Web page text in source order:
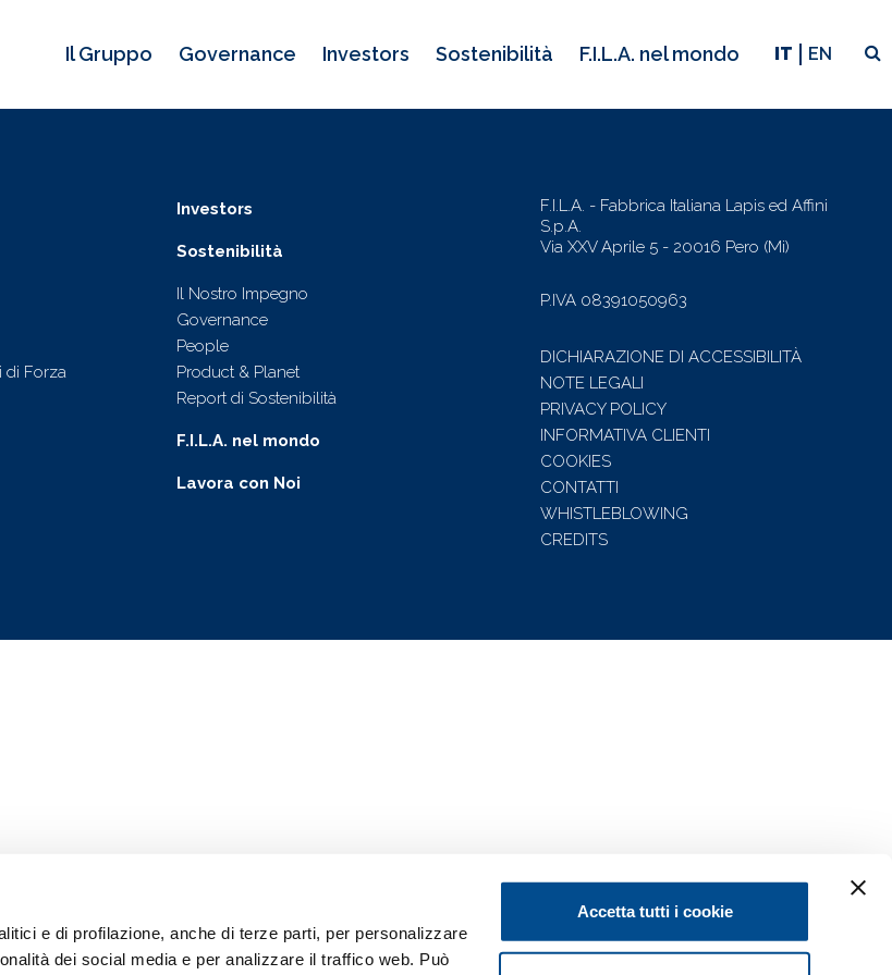
e di profilazione, anche di terze parti, per personalizzare
dei social media e per analizzare il traffico web. Può
Accetta tutti i cookie
Il Gruppo Governance Investors Sostenibilità F.I.L.A. nel mondo
di Forza
Investors
Sostenibilità
Il Nostro Impegno
Governance
People
Product & Planet
Report di Sostenibilità
F.I.L.A. nel mondo
Lavora con Noi
F.I.L.A. - Fabbrica Italiana Lapis ed Affini
S.p.A.
Via XXV Aprile 5 - 20016 Pero (Mi)
P.IVA 08391050963
DICHIARAZIONE DI ACCESSIBILITÀ
NOTE LEGALI
PRIVACY POLICY
INFORMATIVA CLIENTI
COOKIES
CONTATTI
WHISTLEBLOWING
CREDITS